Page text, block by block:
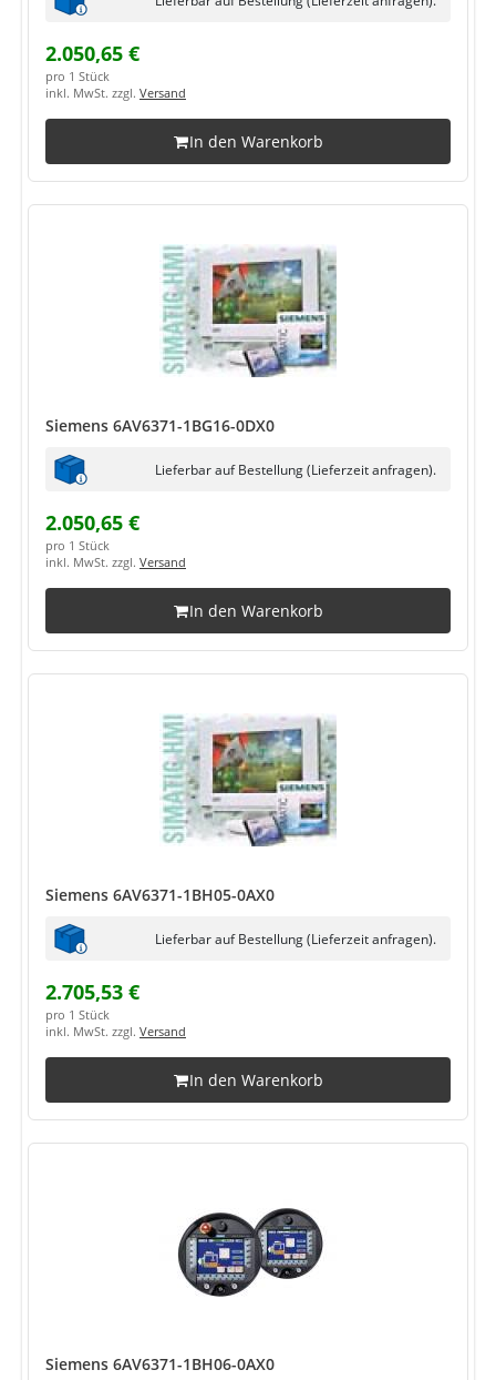
2.050,65 €
pro 1 Stück
inkl. MwSt. zzgl. Versand
In den Warenkorb
Siemens 6AV6371-1BG16-0DX0
Lieferbar auf Bestellung (Lieferzeit anfragen).
2.050,65 €
pro 1 Stück
inkl. MwSt. zzgl. Versand
In den Warenkorb
Siemens 6AV6371-1BH05-0AX0
Lieferbar auf Bestellung (Lieferzeit anfragen).
2.705,53 €
pro 1 Stück
inkl. MwSt. zzgl. Versand
In den Warenkorb
Siemens 6AV6371-1BH06-0AX0